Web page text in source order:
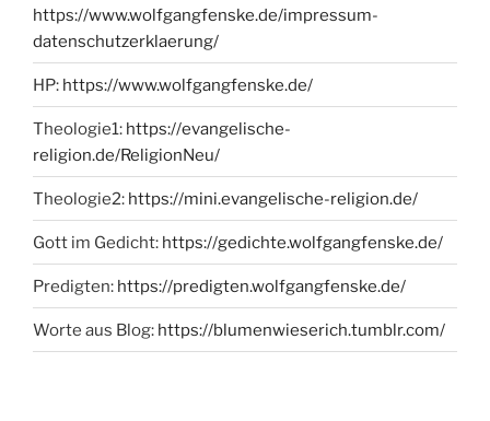
https://www.wolfgangfenske.de/impressum-
datenschutzerklaerung/
HP: https://www.wolfgangfenske.de/
Theologie1: https://evangelische-
religion.de/ReligionNeu/
Theologie2: https://mini.evangelische-religion.de/
Gott im Gedicht: https://gedichte.wolfgangfenske.de/
Predigten: https://predigten.wolfgangfenske.de/
Worte aus Blog: https://blumenwieserich.tumblr.com/